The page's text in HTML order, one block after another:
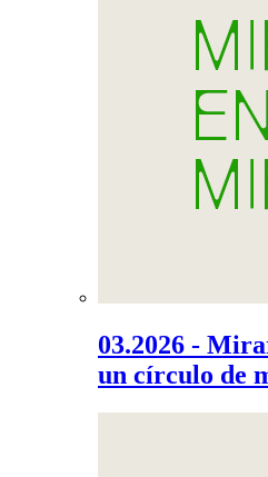
03.2026 -
un círculo de